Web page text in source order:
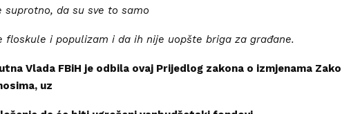
suprotno, da su sve to samo
floskule i populizam i da ih nije uopšte briga za građane.
Vlada FBiH je odbila ovaj Prijedlog zakona o izmjenama
uz